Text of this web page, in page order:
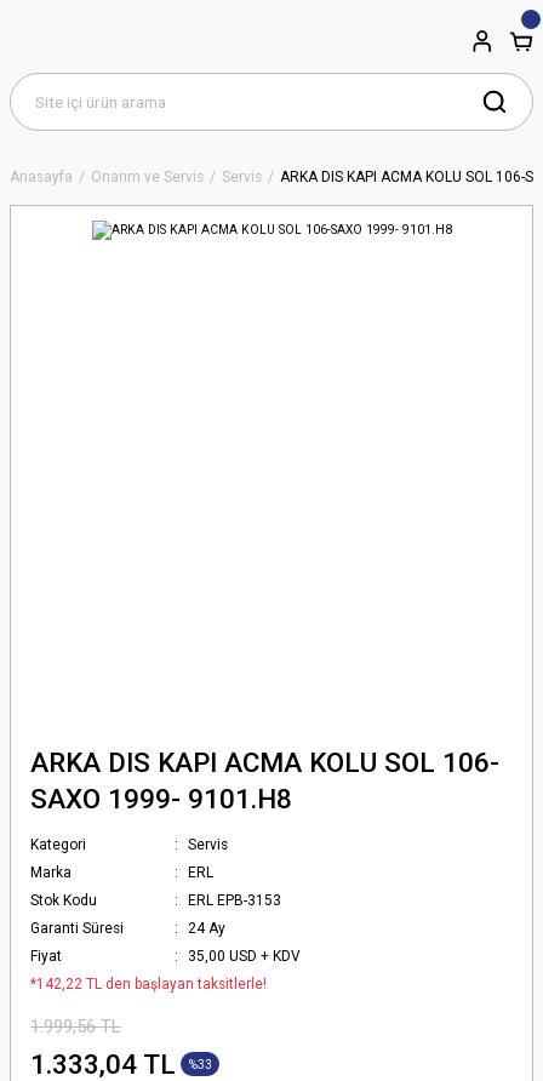
Anasayfa Onarım ve Servis Servis ARKA DIS KAPI ACMA KOLU SOL 106-
ARKA DIS KAPI ACMA KOLU SOL 106-
SAXO 1999- 9101.H8
Kategori
Servis
Marka
ERL
Stok Kodu
ERL EPB-3153
Garanti Süresi
24 Ay
Fiyat
35,00 USD + KDV
*142,22 TL den başlayan taksitlerle!
1.999,56 TL
1.333,04 TL %33